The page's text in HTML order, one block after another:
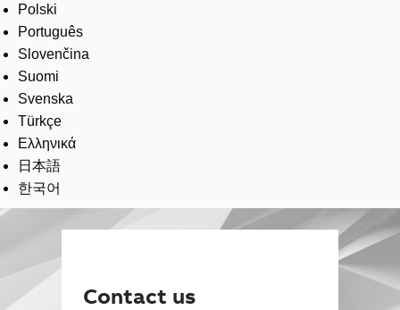
Polski
Português
Slovenčina
Suomi
Svenska
Türkçe
Ελληνικά
日本語
한국어
Contact us